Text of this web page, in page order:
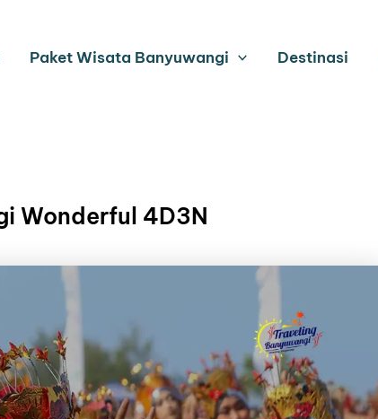
Paket Wisata Banyuwangi Destinasi
Wonderful 4D3N